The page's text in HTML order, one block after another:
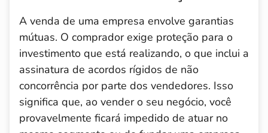
A venda de uma empresa envolve garantias
mútuas. O comprador exige proteção para o
investimento que está realizando, o que inclui a
assinatura de acordos rígidos de não
concorrência por parte dos vendedores. Isso
significa que, ao vender o seu negócio, você
provavelmente ficará impedido de atuar no